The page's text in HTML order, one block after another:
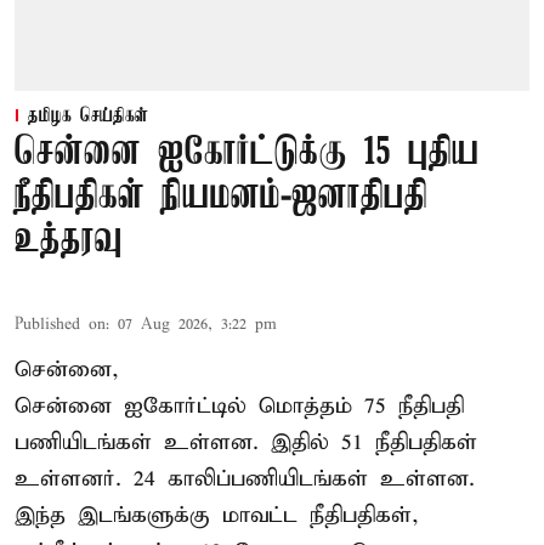
தமிழக செய்திகள்
சென்னை ஐகோர்ட்டுக்கு 15 புதிய
நீதிபதிகள் நியமனம்-ஜனாதிபதி
உத்தரவு
Published on: 07 Aug 2026, 3:22 pm
சென்னை,
சென்னை ஐகோர்ட்டில் மொத்தம் 75 நீதிபதி
பணியிடங்கள் உள்ளன. இதில் 51 நீதிபதிகள்
உள்ளனர். 24 காலிப்பணியிடங்கள் உள்ளன.
இந்த இடங்களுக்கு மாவட்ட நீதிபதிகள்,